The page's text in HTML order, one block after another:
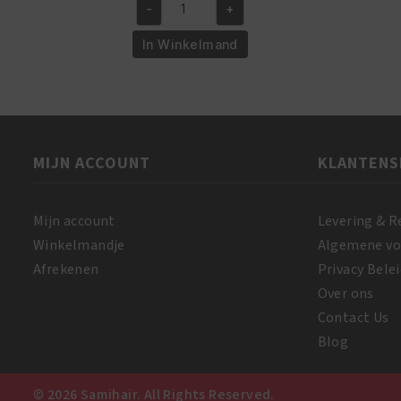
was:
€5.95.
is:
€4.95.
Pride
Magical
150
- +
In Winkelmand
MIJN ACCOUNT
Mijn account
Winkelmandje
Afrekenen
Levering &
Algemene
Privacy
Over ons
Contact Us
Blog
© 2026 Samihair. All Rights Reserved.